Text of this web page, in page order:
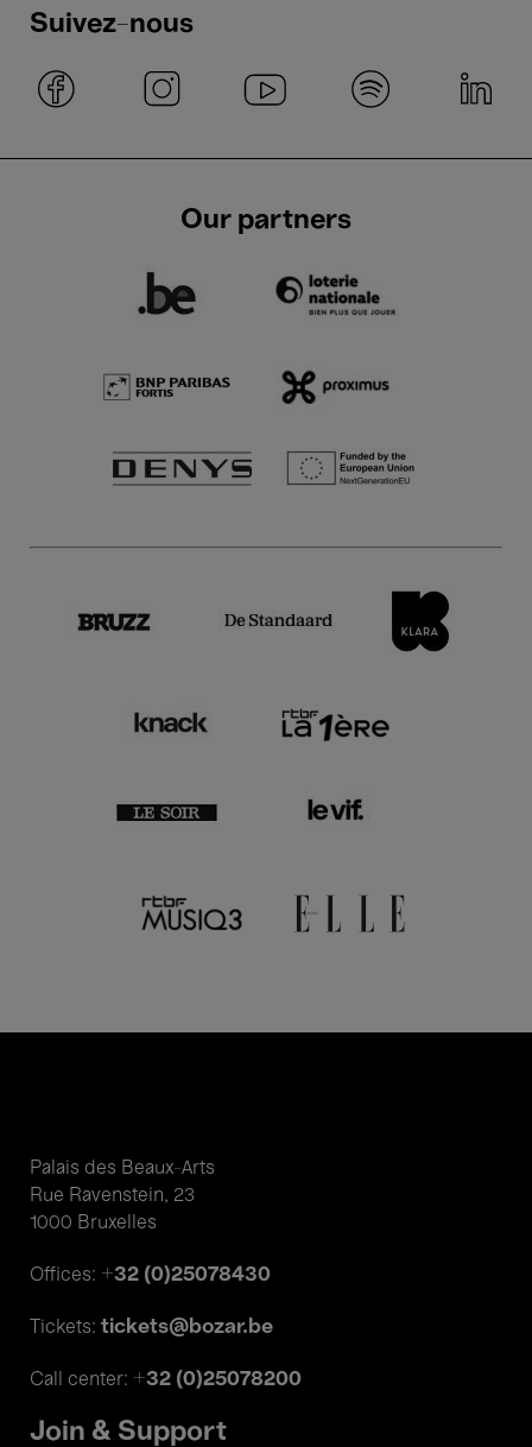
Suivez-nous
Our partners
Palais des Beaux-Arts
Rue Ravenstein, 23
1000 Bruxelles
Offices: +32 (0)25078430
Tickets: tickets@bozar.be
Call center: +32 (0)25078200
Join & Support